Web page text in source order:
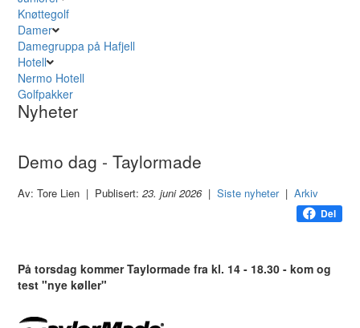
Knøttegolf
Damer
Damegruppa på Hafjell
Hotell
Nermo Hotell
Golfpakker
Nyheter
Demo dag - Taylormade
Av: Tore Lien | Publisert:23. juni 2026|Siste nyheter|Arkiv
Del
På torsdag kommer Taylormade fra kl. 14 - 18.30 - kom og
test "nye køller"